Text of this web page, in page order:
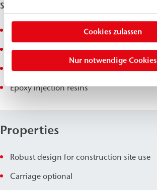
Cookies zulassen
Nur notwendige Cookies
Suitable for
PU injection foam resins
PU combi injection resins
PU injection resins
Epoxy injection resins
Properties
Robust design for construction site use
Carriage optional